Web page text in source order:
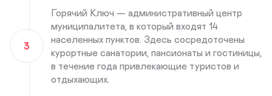
3
Горячий Ключ — административный центр
муниципалитета, в который входят 14
населенных пунктов. Здесь сосредоточены
курортные санатории, пансионаты и гостиницы,
в течение года привлекающие туристов и
отдыхающих.